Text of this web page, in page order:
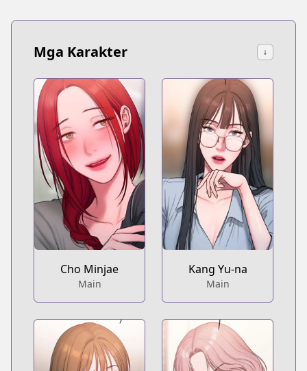
Mga Karakter ↓
Cho Minjae
Main
Kang Yu-na
Main